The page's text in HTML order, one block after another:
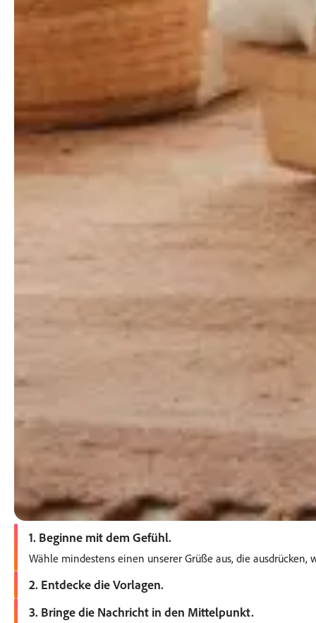
1. Beginne mit dem Gefühl.
Wähle mindestens einen unserer Grüße aus, die ausdrücken,
2. Entdecke die Vorlagen.
Öffne Adobe Express und suche nach einer Vorlage. Suche
3. Bringe die Nachricht in den Mittelpunkt.